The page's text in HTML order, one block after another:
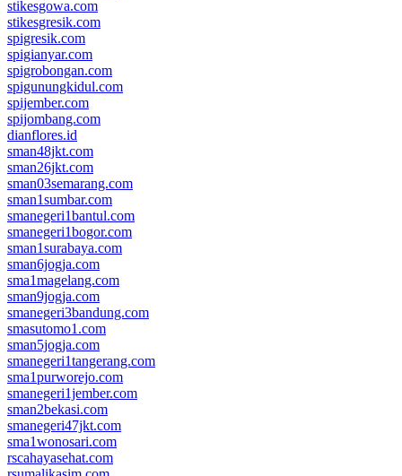
stikesgowa.com
stikesgresik.com
spigresik.com
spigianyar.com
spigrobongan.com
spigunungkidul.com
spijember.com
spijombang.com
dianflores.id
sman48jkt.com
sman26jkt.com
sman03semarang.com
sman1sumbar.com
smanegeri1bantul.com
smanegeri1bogor.com
sman1surabaya.com
sman6jogja.com
sma1magelang.com
sman9jogja.com
smanegeri3bandung.com
smasutomo1.com
sman5jogja.com
smanegeri1tangerang.com
sma1purworejo.com
smanegeri1jember.com
sman2bekasi.com
smanegeri47jkt.com
sma1wonosari.com
rscahayasehat.com